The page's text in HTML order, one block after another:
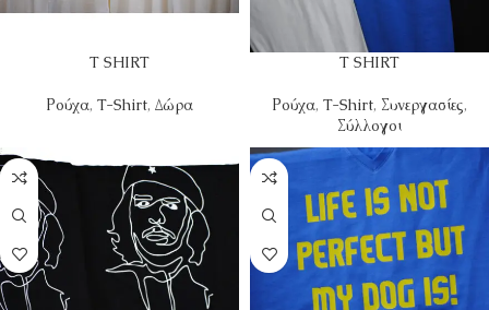
T SHIRT
Ρούχα, T-Shirt, Δώρα
T SHIRT
Ρούχα, T-Shirt, Συνεργασίες,
Σύλλογοι